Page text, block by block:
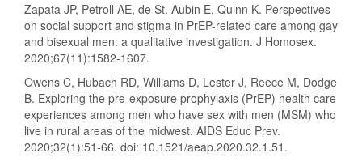
Zapata JP, Petroll AE, de St. Aubin E, Quinn K. Perspectives
on social support and stigma in PrEP-related care among gay
and bisexual men: a qualitative investigation. J Homosex.
2020;67(11):1582-1607.
Owens C, Hubach RD, Williams D, Lester J, Reece M, Dodge
B. Exploring the pre-exposure prophylaxis (PrEP) health care
experiences among men who have sex with men (MSM) who
live in rural areas of the midwest. AIDS Educ Prev.
2020;32(1):51-66. doi: 10.1521/aeap.2020.32.1.51.